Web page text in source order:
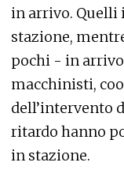
in arrivo. Quelli
stazione,
pochi - in
macchinisti,
dell’intervento
ritardo hanno
in stazione.